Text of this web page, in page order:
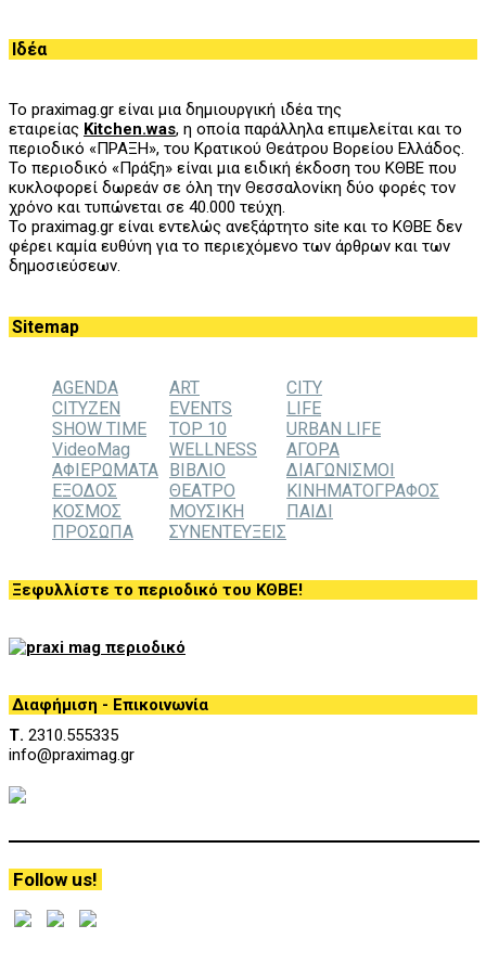
Ιδέα
Το praximag.gr είναι μια δημιουργική ιδέα της
εταιρείας Kitchen.was, η οποία παράλληλα επιμελείται και το
περιοδικό «ΠΡΑΞΗ», του Kρατικού Θεάτρου Βορείου Ελλάδος.
Το περιοδικό «Πράξη» είναι μια ειδική έκδοση του ΚΘΒΕ που
κυκλοφορεί δωρεάν σε όλη την Θεσσαλονίκη δύο φορές τον
χρόνο και τυπώνεται σε 40.000 τεύχη.
Το praximag.gr είναι εντελώς ανεξάρτητο site και το ΚΘΒΕ δεν
φέρει καμία ευθύνη για το περιεχόμενο των άρθρων και των
δημοσιεύσεων.
Sitemap
AGENDA ART
CITY
CITYZEN
EVENTS
LIFE
SHOW TIME
TOP 10
URBAN LIFE
VideoMag
WELLNESS
ΑΓΟΡΑ
ΑΦΙΕΡΩΜΑΤΑ ΒΙΒΛΙΟ
ΔΙΑΓΩΝΙΣΜΟΙ
ΕΞΟΔΟΣ
ΘΕΑΤΡΟ
ΚΙΝΗΜΑΤΟΓΡΑΦΟΣ
ΚΟΣΜΟΣ
ΜΟΥΣΙΚΗ
ΠΑΙΔΙ
ΠΡΟΣΩΠΑ
ΣΥΝΕΝΤΕΥΞΕΙΣ
Ξεφυλλίστε το περιοδικό του ΚΘΒΕ!
Διαφήμιση - Επικοινωνία
Τ. 2310.555335
info@praximag.gr
Follow us!